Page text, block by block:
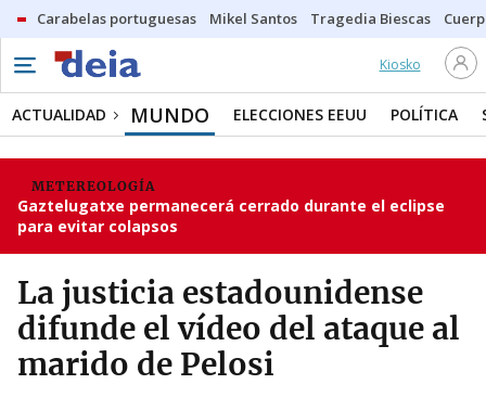
Carabelas portuguesas Mikel Santos Tragedia Biescas
Kiosko
ACTUALIDAD MUNDO ELECCIONES EEUU POLÍTICA
METEREOLOGÍA
Gaztelugatxe permanecerá cerrado durante el eclipse
para evitar colapsos
La justicia estadounidense
difunde el vídeo del ataque al
marido de Pelosi